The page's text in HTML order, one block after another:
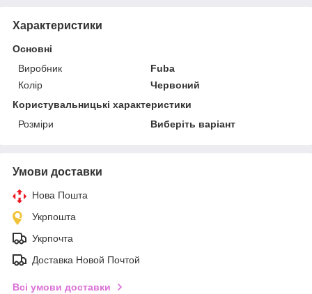
Характеристики
Основні
Виробник
Fuba
Колір
Червоний
Користувальницькі характеристики
Розміри
Виберіть варіант
Умови доставки
Нова Пошта
Укрпошта
Укрпочта
Доставка Новой Почтой
Всі умови доставки